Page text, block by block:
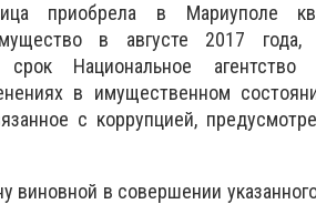
приобрела в Мариуполе
в августе 2017
срок Национальное
в имущественном
с коррупцией,
виновной в совершении